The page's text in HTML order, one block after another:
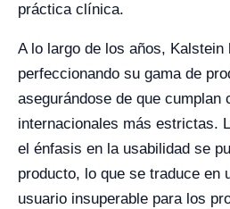
práctica clínica.
A lo largo de los años, Kalstein
perfeccionando su gama de
asegurándose de que cumplan
internacionales más estrictas.
el énfasis en la usabilidad se
producto, lo que se traduce en
usuario insuperable para los